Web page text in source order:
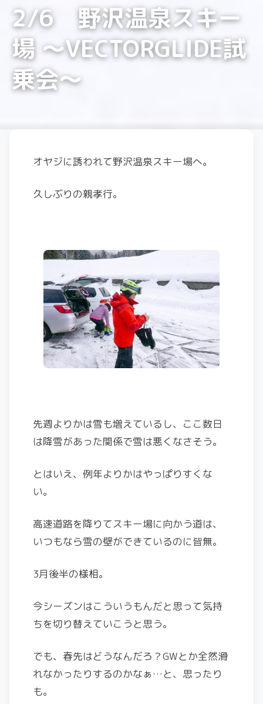
2/6 野沢温泉スキー
場 ～VECTORGLIDE試
乗会～
オヤジに誘われて野沢温泉スキー場へ。
久しぶりの親孝行。
先週よりかは雪も増えているし、ここ数日
は降雪があった関係で雪は悪くなさそう。
とはいえ、例年よりかはやっぱりすくな
い。
高速道路を降りてスキー場に向かう道は、
いつもなら雪の壁ができているのに皆無。
3月後半の様相。
今シーズンはこういうもんだと思って気持
ちを切り替えていこうと思う。
でも、春先はどうなんだろ？GWとか全然滑
れなかったりするのかなぁ…と、思ったり
も。